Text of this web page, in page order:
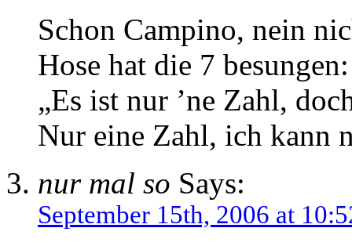
Schon Campino, nein
Hose hat die 7 besungen:
„Es ist nur ’ne Zahl,
Nur eine Zahl, ich kann
nur mal so Says:
September 15th, 2006 at